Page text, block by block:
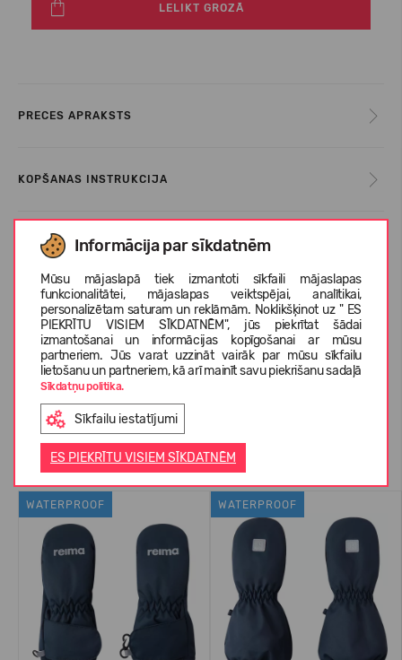
Informācija par sīkdatnēm
Mūsu mājaslapā tiek izmantoti sīkfaili mājaslapas
funkcionalitātei, mājaslapas veiktspējai, analītikai,
personalizētam saturam un reklāmām. Noklikšķinot uz " ES
PIEKRĪTU VISIEM SĪKDATNĒM", jūs piekrītat šādai
izmantošanai un informācijas kopīgošanai ar mūsu
partneriem. Jūs varat uzzināt vairāk par mūsu sīkfailu
lietošanu un partneriem, kā arī mainīt savu piekrišanu sadaļā
Sīkdatņu politika.
Sīkfailu iestatījumi
ES PIEKRĪTU VISIEM SĪKDATNĒM
LELIKT GROZĀ
PRECES APRAKSTS
KOPŠANAS INSTRUKCIJA
IZMĒRU TABULA
PAR REIMA
KLIENTU ATSAUKSMES (0)
Līdzīgas preces
WATERPROOF WATERPROOF